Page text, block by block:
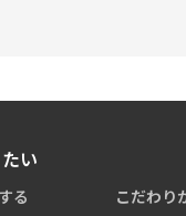
い
る
こだわり